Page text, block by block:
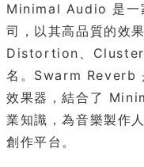
Minimal Audio 是一
司，以其高品質的效
Distortion、Cluster
名。Swarm Reverb
效果器，結合了
業知識，為音樂製作
創作平台。